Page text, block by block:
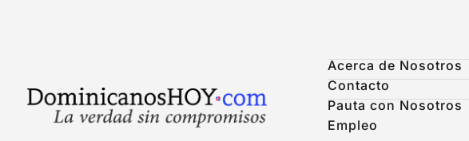
Acerca de Nosotros
Contacto
Pauta con Nosotros
Empleo